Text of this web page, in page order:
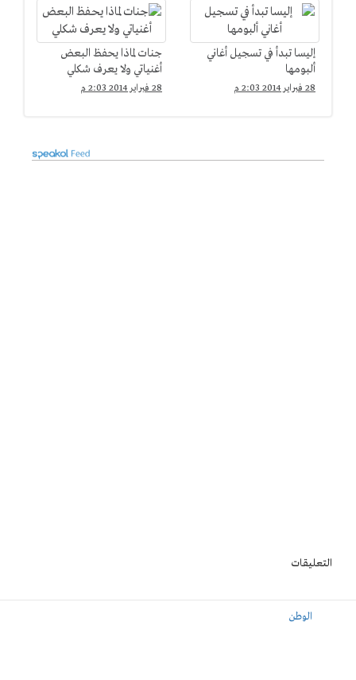
إليسا تبدأ في تسجيل أغاني
ألبومها
28 فبراير 2014 2:03 م
جنات لماذا يحفظ البعض
أغنياتي ولا يعرف شكلي
28 فبراير 2014 2:03 م
التعليقات
الوطن